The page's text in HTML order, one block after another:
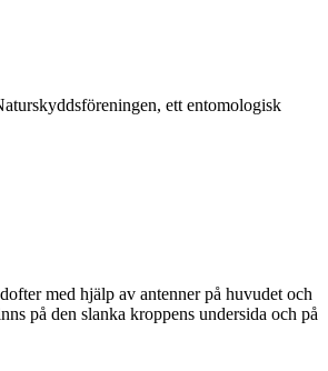
ett entomologisk
med hjälp av antenner på huvudet och
på den slanka kroppens undersida och på